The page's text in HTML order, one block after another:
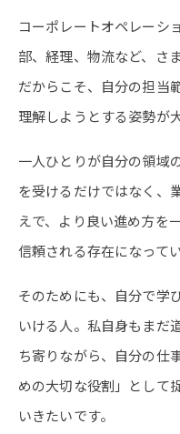
コーポレートオペレーシ
部、経理、物流など、さ
だからこそ、自分の担当
理解しようとする姿勢が
一人ひとりが自分の領域
を受けるだけではなく、
えで、より良い進め方を
信頼される存在になって
そのためにも、自分で学
いける人。私自身もまだ
ち寄りながら、自分の仕
めの大切な役割」として
いきたいです。